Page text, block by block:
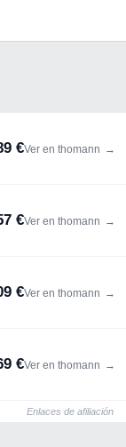
€Ver en thomann →
€Ver en thomann →
€Ver en thomann →
€Ver en thomann →
Enlaces de afiliación